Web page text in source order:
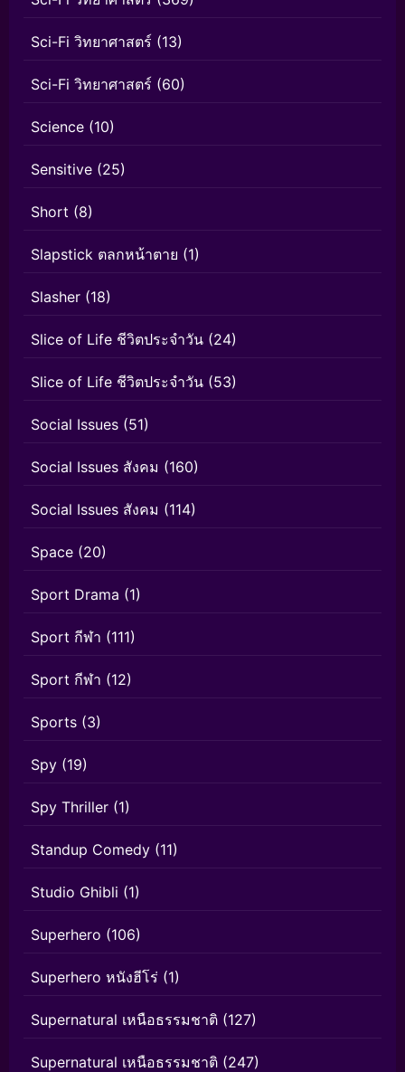
Sci-Fi วิทยาศาสตร์ (13)
Sci-Fi วิทยาศาสตร์ (60)
Science (10)
Sensitive (25)
Short (8)
Slapstick ตลกหน้าตาย (1)
Slasher (18)
Slice of Life ชีวิตประจำวัน (24)
Slice of Life ชีวิตประจำวัน (53)
Social Issues (51)
Social Issues สังคม (160)
Social Issues สังคม (114)
Space (20)
Sport Drama (1)
Sport กีฬา (111)
Sport กีฬา (12)
Sports (3)
Spy (19)
Spy Thriller (1)
Standup Comedy (11)
Studio Ghibli (1)
Superhero (106)
Superhero หนังฮีโร่ (1)
Supernatural เหนือธรรมชาติ (127)
Supernatural เหนือธรรมชาติ (247)